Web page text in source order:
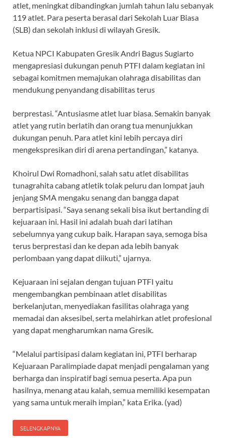
atlet, meningkat dibandingkan jumlah tahun lalu sebanyak
119 atlet. Para peserta berasal dari Sekolah Luar Biasa
(SLB) dan sekolah inklusi di wilayah Gresik.
Ketua NPCI Kabupaten Gresik Andri Bagus Sugiarto
mengapresiasi dukungan penuh PTFI dalam kegiatan ini
sebagai komitmen memajukan olahraga disabilitas dan
mendukung penyandang disabilitas terus
berprestasi. “Antusiasme atlet luar biasa. Semakin banyak
atlet yang rutin berlatih dan orang tua menunjukkan
dukungan penuh. Para atlet kini lebih percaya diri
mengekspresikan diri di arena pertandingan,” katanya.
Khoirul Dwi Romadhoni, salah satu atlet disabilitas
tunagrahita cabang atletik tolak peluru dan lompat jauh
jenjang SMA mengaku senang dan bangga dapat
berpartisipasi. “Saya senang sekali bisa ikut bertanding di
kejuaraan ini. Hasil ini adalah buah dari latihan
sebelumnya yang cukup baik. Harapan saya, semoga bisa
terus berprestasi dan ke depan ada lebih banyak
perlombaan yang dapat diikuti,” ujarnya.
Kejuaraan ini sejalan dengan tujuan PTFI yaitu
mengembangkan pembinaan atlet disabilitas
berkelanjutan, menyediakan fasilitas olahraga yang
memadai dan aksesibel, serta melahirkan atlet profesional
yang dapat mengharumkan nama Gresik.
“Melalui partisipasi dalam kegiatan ini, PTFI berharap
Kejuaraan Paralimpiade dapat menjadi pengalaman yang
berharga dan inspiratif bagi semua peserta. Apa pun
hasilnya, menang atau kalah, semua memiliki kesempatan
yang sama untuk meraih impian,” kata Erika. (yad)
SELENGKAPNYA